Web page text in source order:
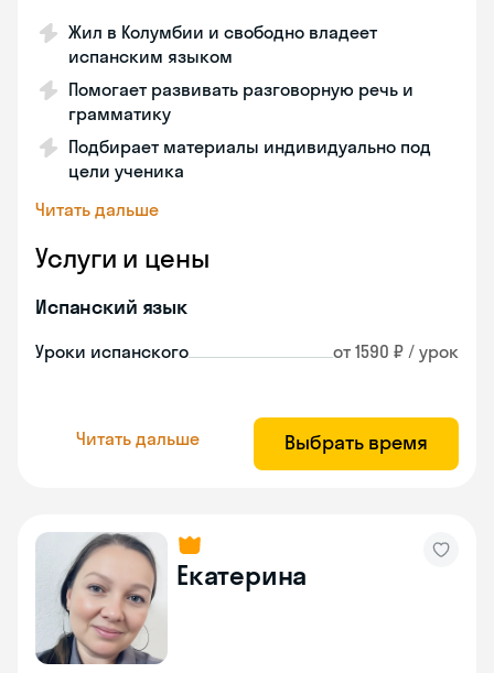
Жил в Колумбии и свободно владеет
испанским языком
Помогает развивать разговорную речь и
грамматику
Подбирает материалы индивидуально под
цели ученика
Читать дальше
Услуги и цены
Испанский язык
Уроки испанского от 1590 ₽ / урок
Читать дальше Выбрать время
Екатерина